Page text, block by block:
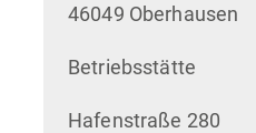
46049 Oberhausen
Betriebsstätte
Hafenstraße 280